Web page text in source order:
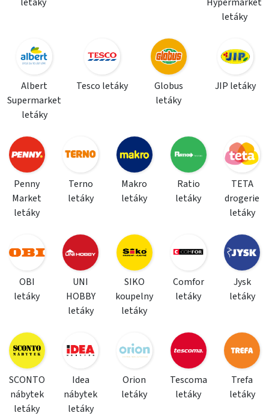
letáky
Albert
Supermarket
letáky
Tesco letáky
Globus
letáky
JIP letáky
Penny
Market
letáky
Terno
letáky
Makro
letáky
Ratio
letáky
TETA
drogerie
letáky
OBI
letáky
UNI
HOBBY
letáky
SIKO
koupelny
letáky
Comfor
letáky
Jysk
letáky
SCONTO
nábytek
letáky
Idea
nábytek
letáky
Orion
letáky
Tescoma
letáky
Trefa
letáky